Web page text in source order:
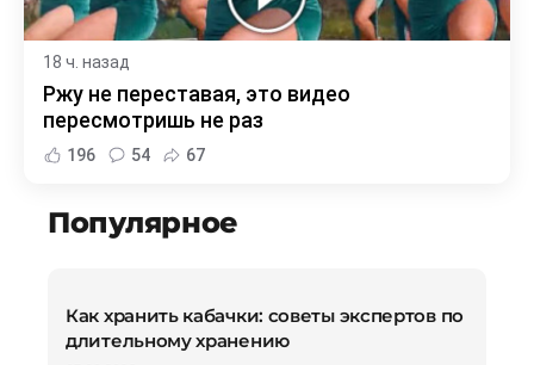
18 ч. назад
Ржу не переставая, это видео
пересмотришь не раз
196 54 67
Популярное
Как хранить кабачки: советы экспертов по
длительному хранению